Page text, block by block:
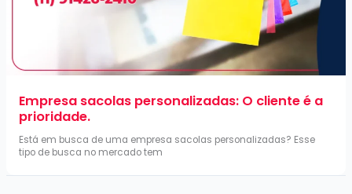
Empresa sacolas personalizadas: O cliente é a
prioridade.
Está em busca de uma empresa sacolas personalizadas? Esse
tipo de busca no mercado tem